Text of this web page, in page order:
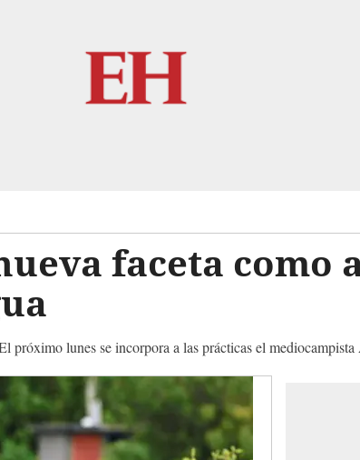
faceta como
próximo lunes se incorpora a las prácticas el